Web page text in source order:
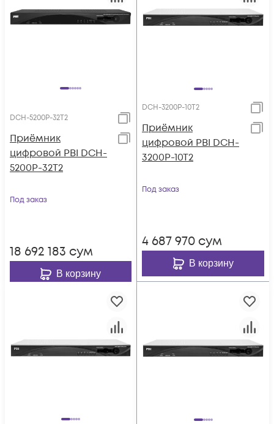
DCH-5200P-32T2
Приёмник
цифровой PBI DCH-
5200P-32T2
Под заказ
18 692 183 сум
В корзину
DCH-3200P-10T2
Приёмник
цифровой PBI DCH-
3200P-10T2
Под заказ
4 687 970 сум
В корзину